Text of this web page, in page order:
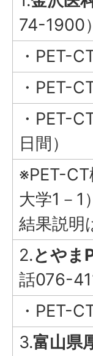
74-1900）
・PET-
・PET-
・PET-
日間）
※PET-
大学1－
結果説明
2.とやま
話076-
・PET-
3.富山県